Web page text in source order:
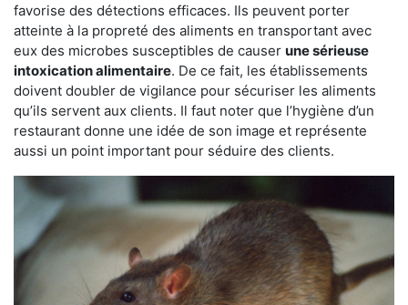
favorise des détections efficaces. Ils peuvent porter
atteinte à la propreté des aliments en transportant avec
eux des microbes susceptibles de causer une sérieuse
intoxication alimentaire. De ce fait, les établissements
doivent doubler de vigilance pour sécuriser les aliments
qu’ils servent aux clients. Il faut noter que l’hygiène d’un
restaurant donne une idée de son image et représente
aussi un point important pour séduire des clients.